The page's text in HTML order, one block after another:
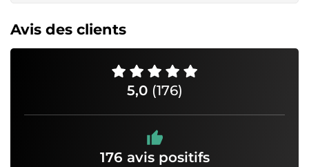
Avis des clients
5,0 (176)
176 avis positifs